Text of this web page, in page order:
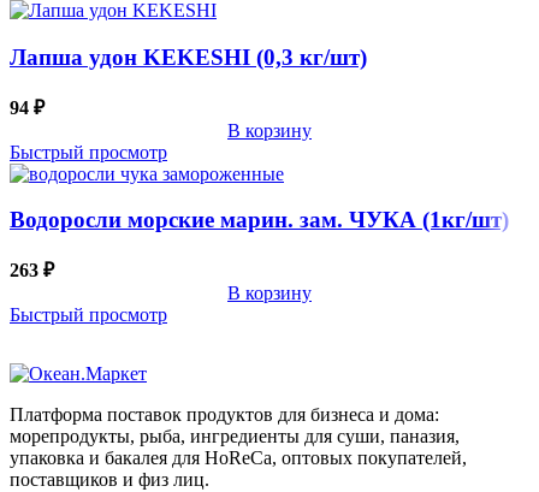
Лапша удон KEKESHI (0,3 кг/шт)
94 ₽
В корзину
Быстрый просмотр
Водоросли морские марин. зам. ЧУКА (1кг/шт)
263 ₽
В корзину
Быстрый просмотр
Платформа поставок продуктов для бизнеса и дома:
морепродукты, рыба, ингредиенты для суши, паназия,
упаковка и бакалея для HoReCa, оптовых покупателей,
поставщиков и физ лиц.